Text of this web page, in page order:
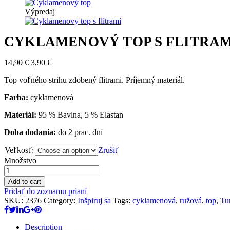
Výpredaj
CYKLAMENOVÝ TOP S
14,90€ 3,90 €
Top voľného strihu zdobený flitrami. Príjemný materiál.
Farba: cyklamenová
Materiál: 95 % Bavlna, 5 % Elastan
Doba dodania: do 2 prac. dní
Veľkosť:
Zrušiť
Množstvo
Add to cart
Pridať do zoznamu prianí
SKU: 2376 Category: Inšpiruj sa Tags: cyklamenová, ružová, top,
Description